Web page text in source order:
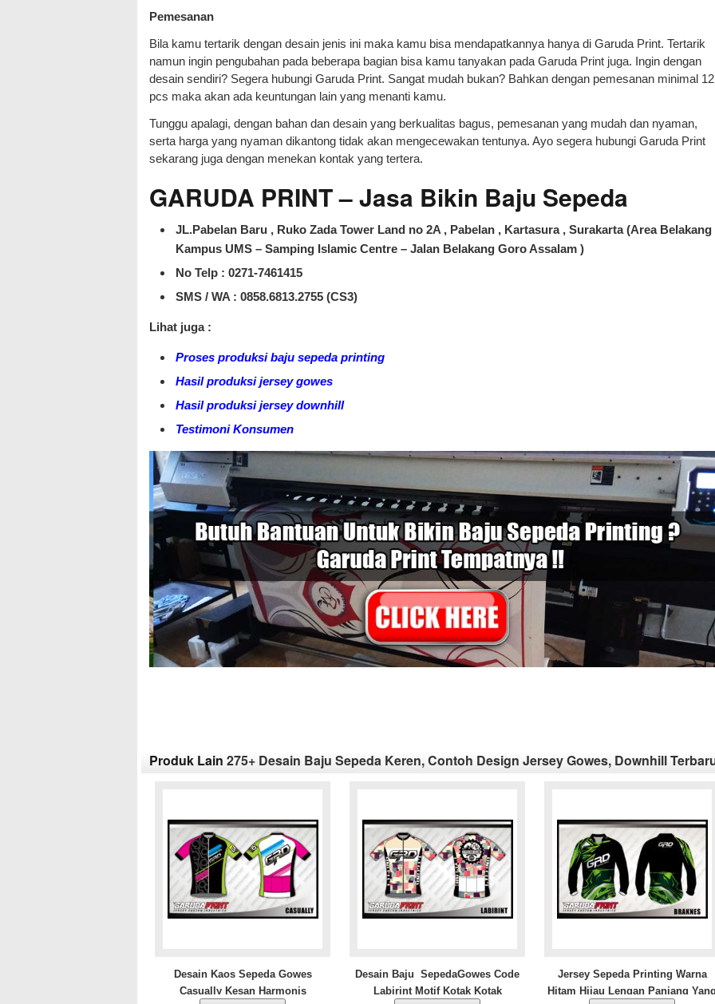
Pemesanan
Bila kamu tertarik dengan desain jenis ini maka kamu bisa mendapatkannya hanya di Garuda Print. Tertarik
namun ingin pengubahan pada beberapa bagian bisa kamu tanyakan pada Garuda Print juga. Ingin dengan
desain sendiri? Segera hubungi Garuda Print. Sangat mudah bukan? Bahkan dengan pemesanan minimal 12
pcs maka akan ada keuntungan lain yang menanti kamu.
Tunggu apalagi, dengan bahan dan desain yang berkualitas bagus, pemesanan yang mudah dan nyaman,
serta harga yang nyaman dikantong tidak akan mengecewakan tentunya. Ayo segera hubungi Garuda Print
sekarang juga dengan menekan kontak yang tertera.
GARUDA PRINT –Jasa Bikin Baju Sepeda
JL.Pabelan Baru , Ruko Zada Tower Land no 2A , Pabelan , Kartasura , Surakarta (Area Belakang
Kampus UMS – Samping Islamic Centre – Jalan Belakang Goro Assalam )
No Telp : 0271-7461415
SMS / WA : 0858.6813.2755 (CS3)
Lihat juga :
Proses produksi baju sepeda printing
Hasil produksi jersey gowes
Hasil produksi jersey downhill
Testimoni Konsumen
Produk Lain 275+ Desain Baju Sepeda Keren, Contoh Design Jersey Gowes, Downhill
Desain Kaos Sepeda Gowes
Casually Kesan Harmonis
Desain Baju SepedaGowes Code
Labirint Motif Kotak Kotak
Jersey Sepeda Printing Warna
Hitam Hijau Lengan Panjang